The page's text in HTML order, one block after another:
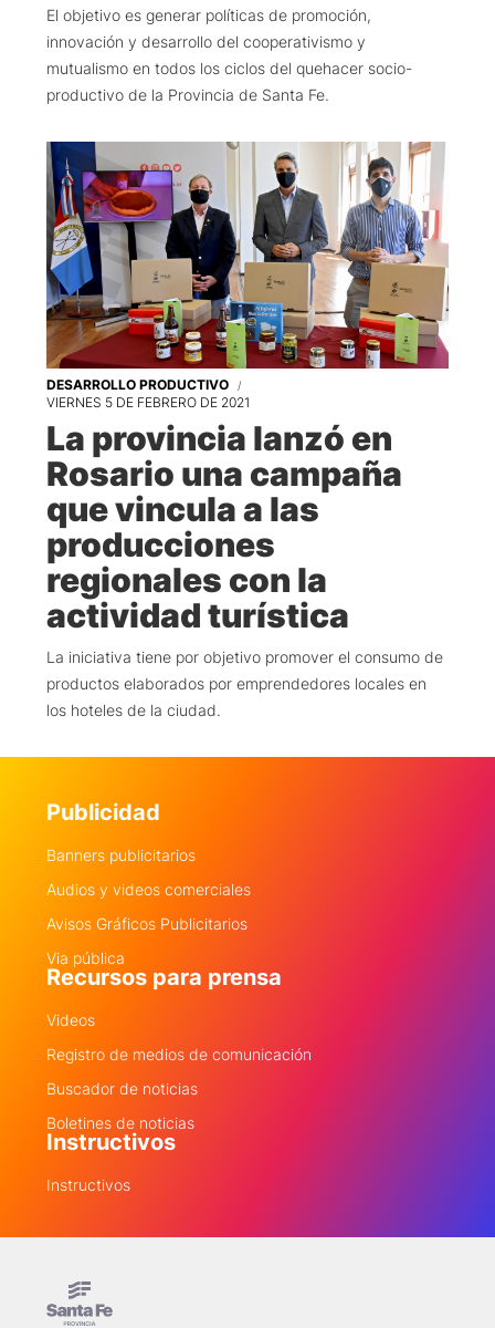
El objetivo es generar políticas de promoción,
innovación y desarrollo del cooperativismo y
mutualismo en todos los ciclos del quehacer socio-
productivo de la Provincia de Santa Fe.
DESARROLLO PRODUCTIVO
VIERNES 5 DE FEBRERO DE 2021
La provincia lanzó en
Rosario una campaña
que vincula a las
producciones
regionales con la
actividad turística
La iniciativa tiene por objetivo promover el consumo de
productos elaborados por emprendedores locales en
los hoteles de la ciudad.
Publicidad
Banners publicitarios
Audios y videos comerciales
Avisos Gráficos Publicitarios
Via pública
Recursos para prensa
Videos
Registro de medios de comunicación
Buscador de noticias
Boletines de noticias
Instructivos
Instructivos